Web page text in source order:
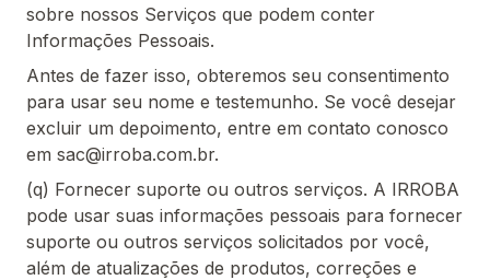
sobre nossos Serviços que podem conter
Informações Pessoais.
Antes de fazer isso, obteremos seu consentimento
para usar seu nome e testemunho. Se você desejar
excluir um depoimento, entre em contato conosco
em sac@irroba.com.br.
(q) Fornecer suporte ou outros serviços. A IRROBA
pode usar suas informações pessoais para fornecer
suporte ou outros serviços solicitados por você,
além de atualizações de produtos, correções e